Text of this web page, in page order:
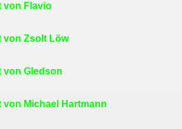
von Flavio
von Zsolt Löw
von Gledson
von Michael Hartmann